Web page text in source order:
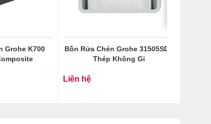
Grohe K700
Bồn Rửa Chén Grohe 31505SD0
Thép Không Gỉ
Liên hệ